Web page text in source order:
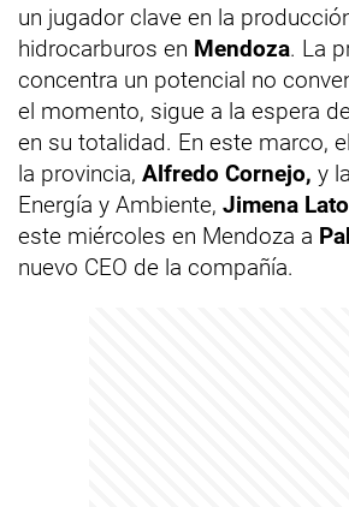
un jugador clave en la
hidrocarburos en Mendoza. La
concentra un potencial no
el momento, sigue a la espera
en su totalidad. En este marco,
la provincia, Alfredo Cornejo, y
Energía y Ambiente, Jimena
este miércoles en Mendoza a
nuevo CEO de la compañía.